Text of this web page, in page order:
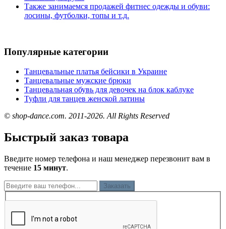
Также занимаемся продажей фитнес одежды и обуви:
лосины, футболки, топы и т.д.
Популярные категории
Танцевальные платья бейсики в Украине
Танцевальные мужские брюки
Танцевальная обувь для девочек на блок каблуке
Туфли для танцев женской латины
© shop-dance.com. 2011-2026. All Rights Reserved
Быстрый заказ товара
Введите номер телефона и наш менеджер перезвонит вам в
течение 15 минут.
Заказать